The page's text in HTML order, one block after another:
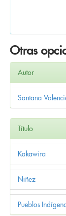
Otras
Autor
Santana
Título
Kakawira
Niñez
Pueblos